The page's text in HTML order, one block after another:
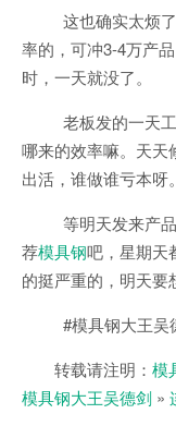
这也确实太烦
率的，可冲3-4万产
时，一天就没了。
老板发的一天
哪来的效率嘛。天天
出活，谁做谁亏本呀。
等明天发来产
荐模具钢吧，星期天
的挺严重的，明天要
#模具钢大王吴
转载请注明： 模
模具钢大王吴德剑 »